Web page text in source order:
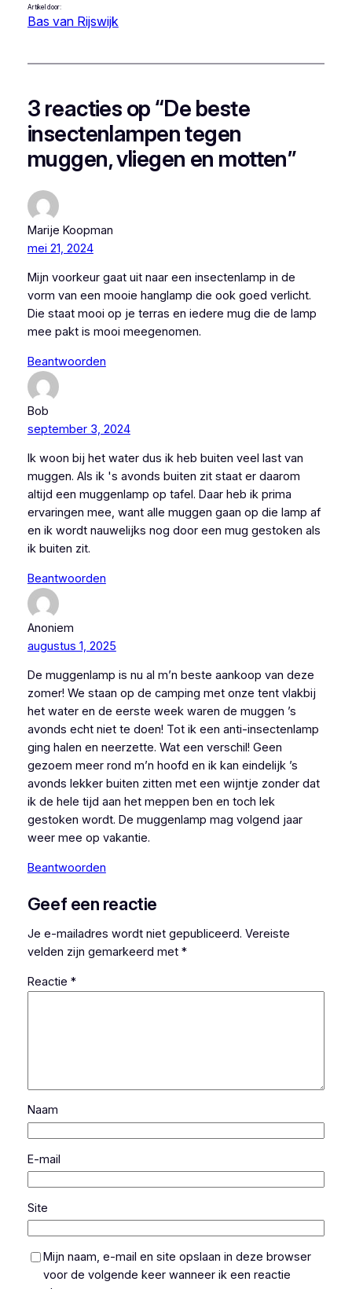
Artikel door:
Bas van Rijswijk
3 reacties op “De beste
insectenlampen tegen
muggen, vliegen en motten”
Marije Koopman
mei 21, 2024
Mijn voorkeur gaat uit naar een insectenlamp in de
vorm van een mooie hanglamp die ook goed verlicht.
Die staat mooi op je terras en iedere mug die de lamp
mee pakt is mooi meegenomen.
Beantwoorden
Bob
september 3, 2024
Ik woon bij het water dus ik heb buiten veel last van
muggen. Als ik 's avonds buiten zit staat er daarom
altijd een muggenlamp op tafel. Daar heb ik prima
ervaringen mee, want alle muggen gaan op die lamp af
en ik wordt nauwelijks nog door een mug gestoken als
ik buiten zit.
Beantwoorden
Anoniem
augustus 1, 2025
De muggenlamp is nu al m’n beste aankoop van deze
zomer! We staan op de camping met onze tent vlakbij
het water en de eerste week waren de muggen ’s
avonds echt niet te doen! Tot ik een anti-insectenlamp
ging halen en neerzette. Wat een verschil! Geen
gezoem meer rond m’n hoofd en ik kan eindelijk ’s
avonds lekker buiten zitten met een wijntje zonder dat
ik de hele tijd aan het meppen ben en toch lek
gestoken wordt. De muggenlamp mag volgend jaar
weer mee op vakantie.
Beantwoorden
Geef een reactie
Je e-mailadres wordt niet gepubliceerd. Vereiste
velden zijn gemarkeerd met *
Reactie *
Naam
E-mail
Site
Mijn naam, e-mail en site opslaan in deze browser
voor de volgende keer wanneer ik een reactie